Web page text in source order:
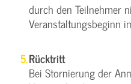
durch den Teilnehmer
Veranstaltungsbeginn
Rücktritt
Bei Stornierung der